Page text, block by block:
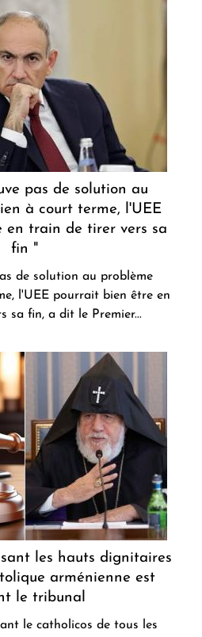
pas de solution au
à court terme, l'UEE
en train de tirer vers sa
fin "
de solution au problème
l'UEE pourrait bien être en
sa fin, a dit le Premier...
les hauts dignitaires
arménienne est
le tribunal
le catholicos de tous les